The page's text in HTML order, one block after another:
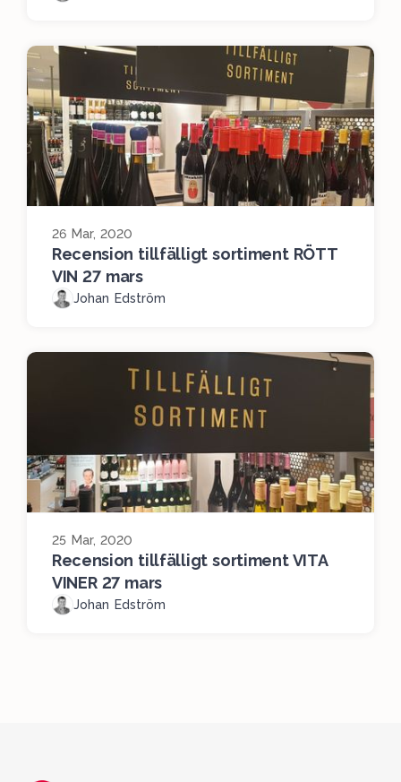
26 Mar, 2020
Recension tillfälligt sortiment RÖTT
VIN 27 mars
Johan Edström
25 Mar, 2020
Recension tillfälligt sortiment VITA
VINER 27 mars
Johan Edström